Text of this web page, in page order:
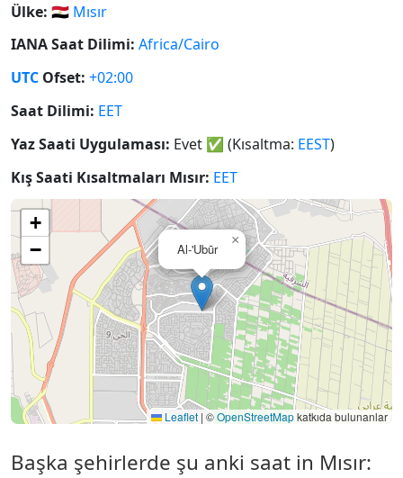
Ülke: 🇪🇬 Mısır
IANA Saat Dilimi: Africa/Cairo
UTC Ofset: +02:00
Saat Dilimi: EET
Yaz Saati Uygulaması: Evet ✅ (Kısaltma: EEST)
Kış Saati Kısaltmaları Mısır: EET
Al-'Ubūr
×
+
−
Leaflet | ©OpenStreetMapkatkıda bulunanlar
Başka şehirlerde şu anki saat in Mısır: